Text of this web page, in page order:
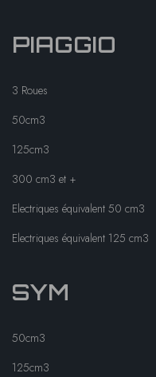
PIAGGIO
3 Roues
50cm3
125cm3
300 cm3 et +
Electriques équivalent 50 cm3
Electriques équivalent 125 cm3
SYM
50cm3
125cm3